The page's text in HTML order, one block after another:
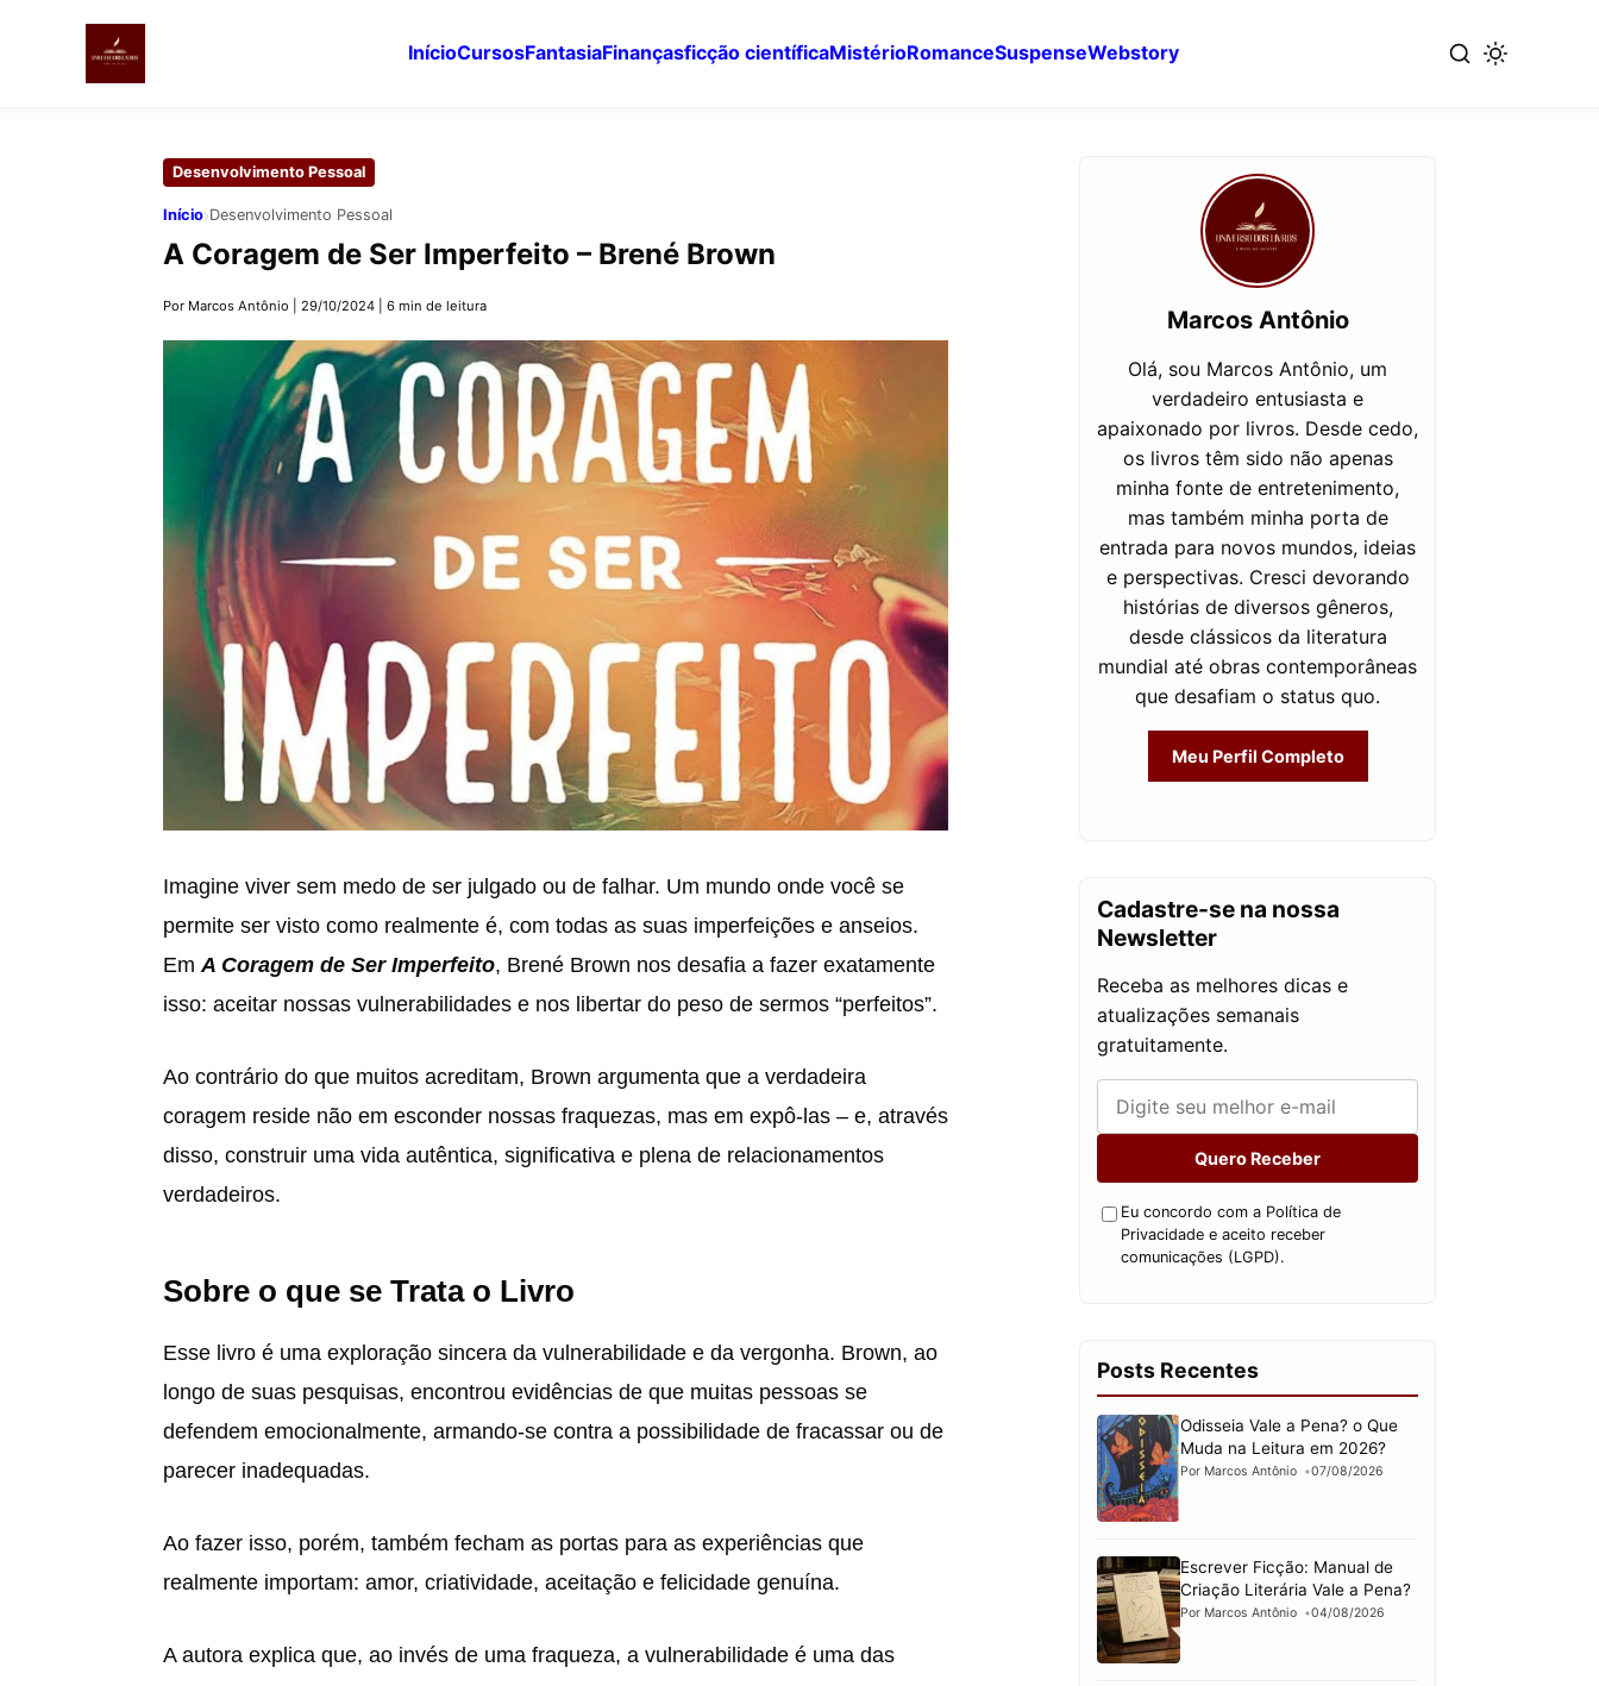
InícioCursosFantasiaFinançasficção científicaMistérioRomanceSuspenseWebstory
Desenvolvimento Pessoal
Início›Desenvolvimento Pessoal
A Coragem de Ser Imperfeito – Brené Brown
Por Marcos Antônio 29/10/2024 6 min de leitura
Imagine viver sem medo de ser julgado ou de falhar. Um mundo onde você se
permite ser visto como realmente é, com todas as suas imperfeições e anseios.
EmA Coragem de Ser Imperfeito, Brené Brown nos desafia a fazer exatamente
isso: aceitar nossas vulnerabilidades e nos libertar do peso de sermos “perfeitos”.
Ao contrário do que muitos acreditam, Brown argumenta que a verdadeira
coragem reside não em esconder nossas fraquezas, mas em expô-las – e, através
disso, construir uma vida autêntica, significativa e plena de relacionamentos
verdadeiros.
Sobre o que se Trata o Livro
Esse livro é uma exploração sincera da vulnerabilidade e da vergonha. Brown, ao
longo de suas pesquisas, encontrou evidências de que muitas pessoas se
defendem emocionalmente, armando-se contra a possibilidade de fracassar ou de
parecer inadequadas.
Ao fazer isso, porém, também fecham as portas para as experiências que
realmente importam: amor, criatividade, aceitação e felicidade genuína.
A autora explica que, ao invés de uma fraqueza, a vulnerabilidade é uma das
Marcos Antônio
Olá, sou Marcos Antônio, um
verdadeiro entusiasta e
apaixonado por livros. Desde cedo,
os livros têm sido não apenas
minha fonte de entretenimento,
mas também minha porta de
entrada para novos mundos, ideias
e perspectivas. Cresci devorando
histórias de diversos gêneros,
desde clássicos da literatura
mundial até obras contemporâneas
que desafiam o status quo.
Meu Perfil Completo
Cadastre-se na nossa
Newsletter
Receba as melhores dicas e
atualizações semanais
gratuitamente.
Quero Receber
Eu concordo com a Política de
Privacidade e aceito receber
comunicações (LGPD).
Posts Recentes
Odisseia Vale a Pena? o Que
Muda na Leitura em 2026?
Por Marcos Antônio 07/08/2026
Escrever Ficção: Manual de
Criação Literária Vale a Pena?
Por Marcos Antônio 04/08/2026